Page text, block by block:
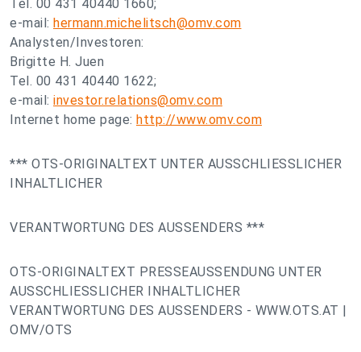
Tel. 00 431 40440 1660;
e-mail: hermann.michelitsch@omv.com
Analysten/Investoren:
Brigitte H. Juen
Tel. 00 431 40440 1622;
e-mail: investor.relations@omv.com
Internet home page: http://www.omv.com
*** OTS-ORIGINALTEXT UNTER AUSSCHLIESSLICHER
INHALTLICHER
VERANTWORTUNG DES AUSSENDERS ***
OTS-ORIGINALTEXT PRESSEAUSSENDUNG UNTER
AUSSCHLIESSLICHER INHALTLICHER
VERANTWORTUNG DES AUSSENDERS - WWW.OTS.AT |
OMV/OTS